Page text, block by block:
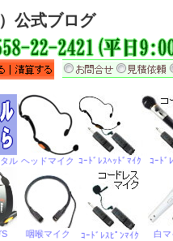
公式ブログ